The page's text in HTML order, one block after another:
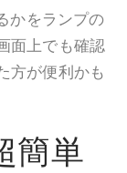
かをランプの
面上でも確認
方が便利かも
簡単